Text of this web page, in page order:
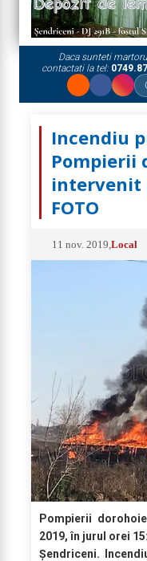
Daca sunteti
contactati la tel:
Incendiu
Pompierii
intervenit
FOTO
11 nov. 2019 ,Local
Pompierii
2019, în jurul orei
Șendriceni.